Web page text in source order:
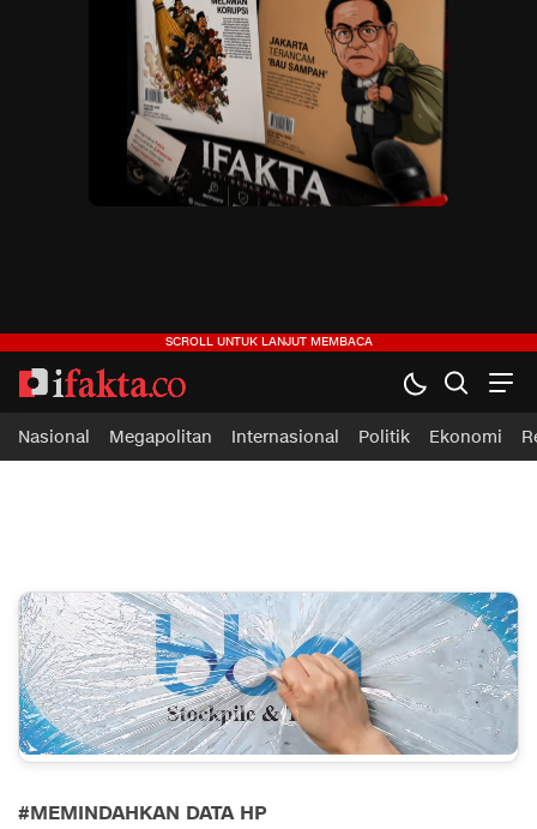
ifakta.co
#pastibenar
Nasional Megapolitan Internasional Politik Ekonomi
#MEMINDAHKAN DATA HP